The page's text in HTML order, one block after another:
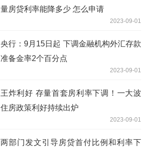
量房贷利率能降多少 怎么申请
2023-09-01
央行：9月15日起 下调金融机构外汇存款
准备金率2个百分点
2023-09-01
王炸利好 存量首套房利率下调！一大波
住房政策利好持续出炉
2023-09-01
两部门发文引导房贷首付比例和利率下